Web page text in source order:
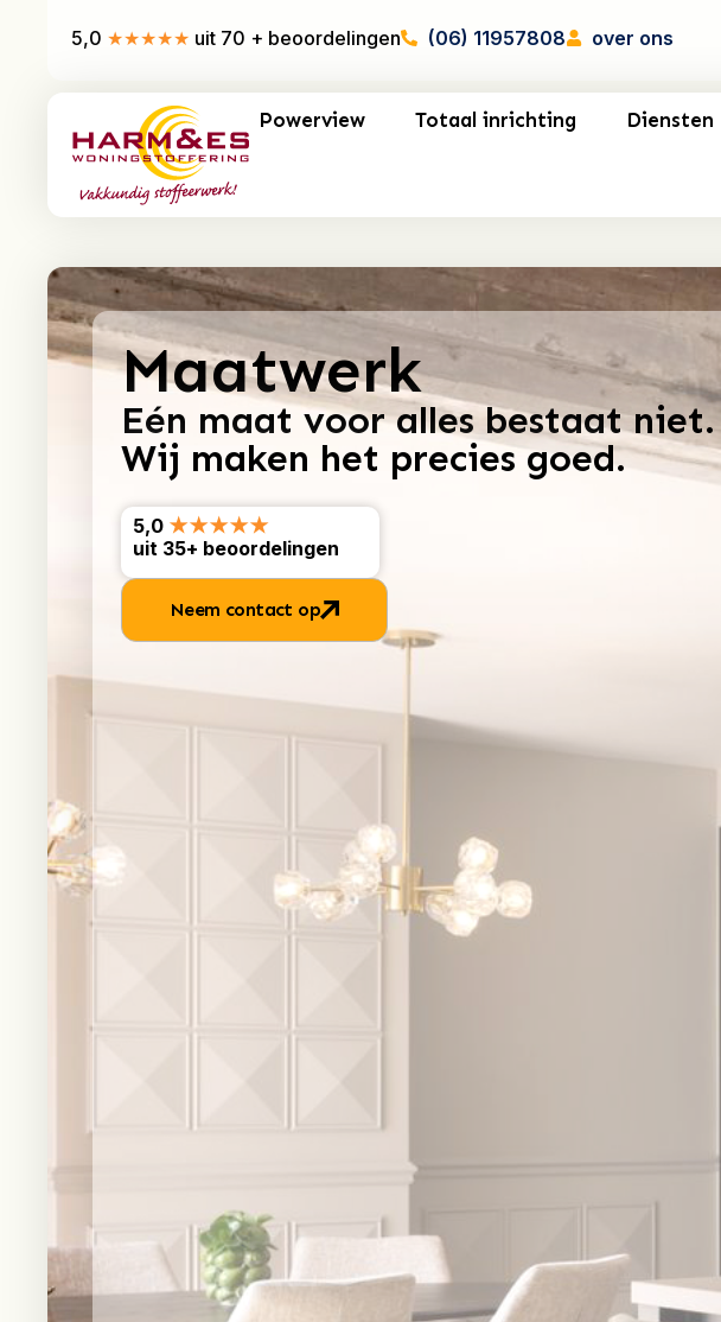
5,0 ★★★★★ uit 70 + beoordelingen (06) 11957808 over ons
Powerview Totaal inrichting Diensten
Maatwerk
Eén maat voor alles bestaat niet.
Wij maken het precies goed.
5,0 ★★★★★
uit 35+ beoordelingen
Neem contact op